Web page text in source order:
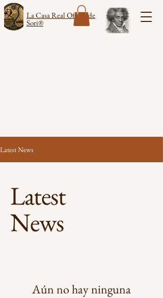
La Casa Real Oficial de
Sori®
Latest News
Latest
News
Aún no hay ninguna